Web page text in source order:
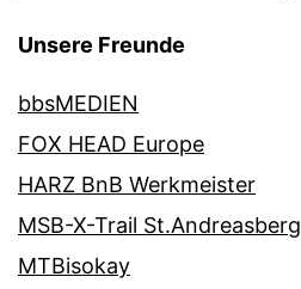
Unsere Freunde
bbsMEDIEN
FOX HEAD Europe
HARZ BnB Werkmeister
MSB-X-Trail St.Andreasberg
MTBisokay